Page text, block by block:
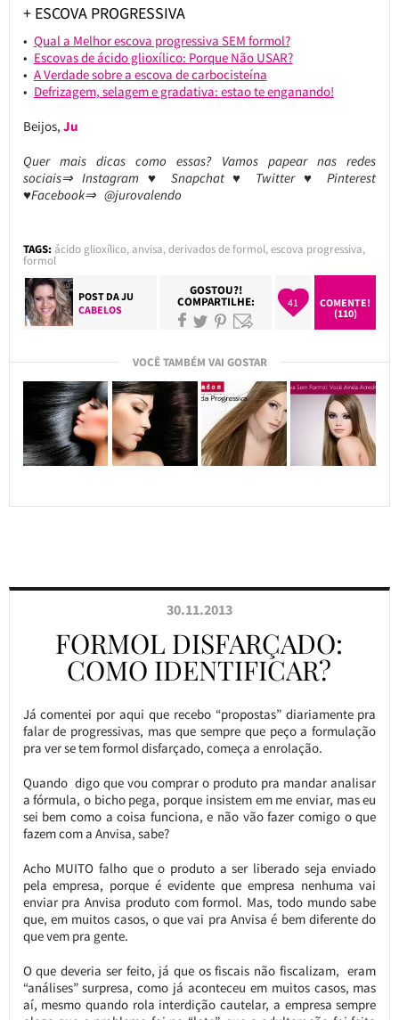
+ ESCOVA PROGRESSIVA
Qual a Melhor escova progressiva SEM formol?
Escovas de ácido glioxílico: Porque Não USAR?
A Verdade sobre a escova de carbocisteína
Defrizagem, selagem e gradativa: estao te enganando!
Beijos, Ju
Quer mais dicas como essas? Vamos papear nas redes
sociais⇒ Instagram ♥ Snapchat ♥ Twitter ♥ Pinterest
♥Facebook⇒ @jurovalendo
TAGS: ácido glioxílico,anvisa,derivados de formol,escova progressiva,
formol
POST DAJU
CABELOS
GOSTOU?!
COMPARTILHE: 41
COMENTE!
(110)
VOCÊ TAMBÉM VAI GOSTAR
30.11.2013
FORMOL DISFARÇADO:
COMO IDENTIFICAR?
Já comentei por aqui que recebo “propostas” diariamente pra
falar de progressivas, mas que sempre que peço a formulação
pra ver se tem formol disfarçado, começa a enrolação.
Quando digo que vou comprar o produto pra mandar analisar
a fórmula, o bicho pega, porque insistem em me enviar, mas eu
sei bem como a coisa funciona, e não vão fazer comigo o que
fazem com a Anvisa, sabe?
Acho MUITO falho que o produto a ser liberado seja enviado
pela empresa, porque é evidente que empresa nenhuma vai
enviar pra Anvisa produto com formol. Mas, todo mundo sabe
que, em muitos casos, o que vai pra Anvisa é bem diferente do
que vem pra gente.
O que deveria ser feito, já que os fiscais não fiscalizam, eram
“análises” surpresa, como já aconteceu em muitos casos, mas
aí, mesmo quando rola interdição cautelar, a empresa sempre